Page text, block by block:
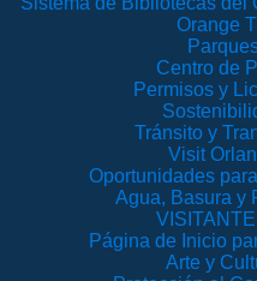
Orange
Centro de
Permisos y
Tránsito y
Visit
Oportunidades
Agua, Basura y
Página de Inicio
Arte y